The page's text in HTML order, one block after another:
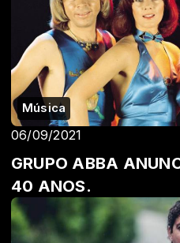
Música
06/09/2021
GRUPO ABBA
40 ANOS.